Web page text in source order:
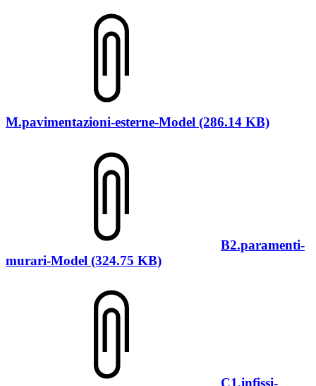
M.pavimentazioni-esterne-Model (286.14 KB)
B2.paramenti-
murari-Model (324.75 KB)